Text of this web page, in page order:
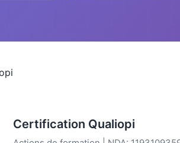
Certification Qualiopi